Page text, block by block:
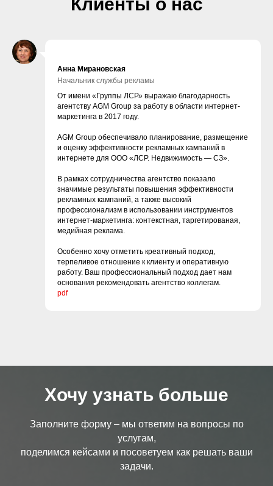
Клиенты о нас
Анна Мирановская
Начальник службы рекламы
От имени «Группы ЛСР» выражаю благодарность
агентству AGM Group за работу в области интернет-
маркетинга в 2017 году.
AGM Group обеспечивало планирование, размещение
и оценку эффективности рекламных кампаний в
интернете для ООО «ЛСР. Недвижимость — СЗ».
В рамках сотрудничества агентство показало
значимые результаты повышения эффективности
рекламных кампаний, а также высокий
профессионализм в использовании инструментов
интернет-маркетинга: контекстная, таргетированая,
медийная реклама.
Особенно хочу отметить креативный подход,
терпеливое отношение к клиенту и оперативную
работу. Ваш профессиональный подход дает нам
основания рекомендовать агентство коллегам.
pdf
Хочу узнать больше
Заполните форму – мы ответим на вопросы по
услугам,
поделимся кейсами и посоветуем как решать ваши
задачи.